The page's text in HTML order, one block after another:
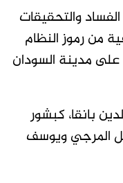
والتحقيقات
من رموز النظام
على مدينة السودان
بانقا، كبشور
المرجي ويوسف